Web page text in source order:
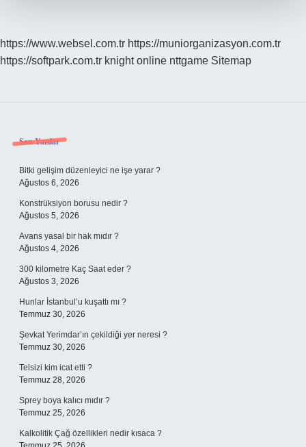
https://www.websel.com.tr https://muniorganizasyon.com.tr
https://softpark.com.tr knight online nttgame Sitemap
Sidebar
Son Yazılar
Bitki gelişim düzenleyici ne işe yarar ?
Ağustos 6, 2026
Konstrüksiyon borusu nedir ?
Ağustos 5, 2026
Avans yasal bir hak mıdır ?
Ağustos 4, 2026
300 kilometre Kaç Saat eder ?
Ağustos 3, 2026
Hunlar İstanbul’u kuşattı mı ?
Temmuz 30, 2026
Şevkat Yerimdar’ın çekildiği yer neresi ?
Temmuz 30, 2026
Telsizi kim icat etti ?
Temmuz 28, 2026
Sprey boya kalıcı mıdır ?
Temmuz 25, 2026
Kalkolitik Çağ özellikleri nedir kısaca ?